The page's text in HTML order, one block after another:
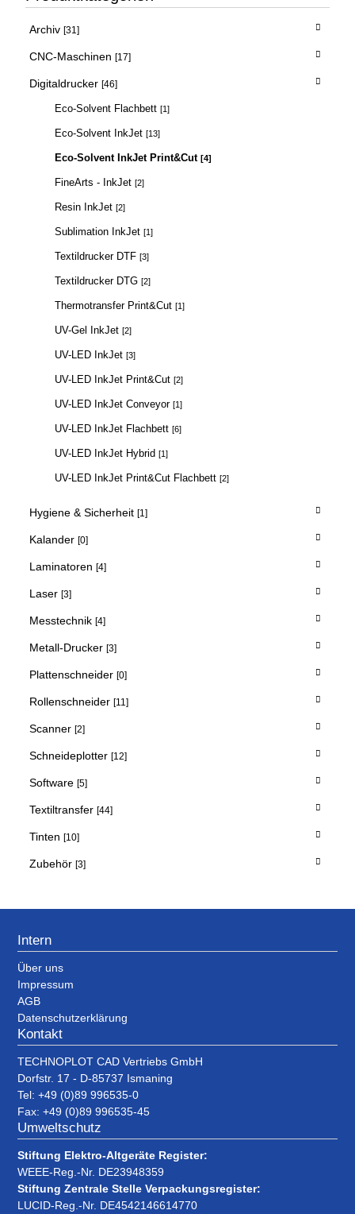
Archiv [31]
CNC-Maschinen [17]
Digitaldrucker [46]
Eco-Solvent Flachbett [1]
Eco-Solvent InkJet [13]
Eco-Solvent InkJet Print&Cut [4]
FineArts - InkJet [2]
Resin InkJet [2]
Sublimation InkJet [1]
Textildrucker DTF [3]
Textildrucker DTG [2]
Thermotransfer Print&Cut [1]
UV-Gel InkJet [2]
UV-LED InkJet [3]
UV-LED InkJet Print&Cut [2]
UV-LED InkJet Conveyor [1]
UV-LED InkJet Flachbett [6]
UV-LED InkJet Hybrid [1]
UV-LED InkJet Print&Cut Flachbett [2]
Hygiene & Sicherheit [1]
Kalander [0]
Laminatoren [4]
Laser [3]
Messtechnik [4]
Metall-Drucker [3]
Plattenschneider [0]
Rollenschneider [11]
Scanner [2]
Schneideplotter [12]
Software [5]
Textiltransfer [44]
Tinten [10]
Zubehör [3]
Intern
Über uns
Impressum
AGB
Datenschutzerklärung
Kontakt
TECHNOPLOT CAD Vertriebs GmbH
Dorfstr. 17 - D-85737 Ismaning
Tel: +49 (0)89 996535-0
Fax: +49 (0)89 996535-45
Umweltschutz
Stiftung Elektro-Altgeräte Register:
WEEE-Reg.-Nr. DE23948359
Stiftung Zentrale Stelle Verpackungsregister:
LUCID-Reg.-Nr. DE4542146614770